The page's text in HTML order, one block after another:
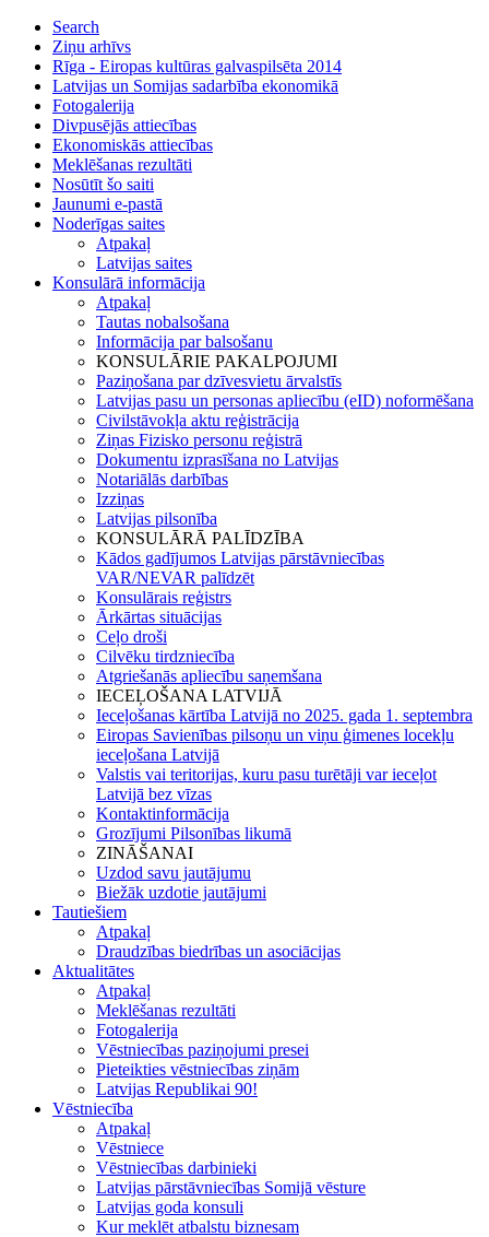
Search
Ziņu arhīvs
Rīga - Eiropas kultūras galvaspilsēta 2014
Latvijas un Somijas sadarbība ekonomikā
Fotogalerija
Divpusējās attiecības
Ekonomiskās attiecības
Meklēšanas rezultāti
Nosūtīt šo saiti
Jaunumi e-pastā
Noderīgas saites
Atpakaļ
Latvijas saites
Konsulārā informācija
Atpakaļ
Tautas nobalsošana
Informācija par balsošanu
KONSULĀRIE PAKALPOJUMI
Paziņošana par dzīvesvietu ārvalstīs
Latvijas pasu un personas apliecību (eID) noformēšana
Civilstāvokļa aktu reģistrācija
Ziņas Fizisko personu reģistrā
Dokumentu izprasīšana no Latvijas
Notariālās darbības
Izziņas
Latvijas pilsonība
KONSULĀRĀ PALĪDZĪBA
Kādos gadījumos Latvijas pārstāvniecības
VAR/NEVAR palīdzēt
Konsulārais reģistrs
Ārkārtas situācijas
Ceļo droši
Cilvēku tirdzniecība
Atgriešanās apliecību saņemšana
IECEĻOŠANA LATVIJĀ
Ieceļošanas kārtība Latvijā no 2025. gada 1. septembra
Eiropas Savienības pilsoņu un viņu ģimenes locekļu
ieceļošana Latvijā
Valstis vai teritorijas, kuru pasu turētāji var ieceļot
Latvijā bez vīzas
Kontaktinformācija
Grozījumi Pilsonības likumā
ZINĀŠANAI
Uzdod savu jautājumu
Biežāk uzdotie jautājumi
Tautiešiem
Atpakaļ
Draudzības biedrības un asociācijas
Aktualitātes
Atpakaļ
Meklēšanas rezultāti
Fotogalerija
Vēstniecības paziņojumi presei
Pieteikties vēstniecības ziņām
Latvijas Republikai 90!
Vēstniecība
Atpakaļ
Vēstniece
Vēstniecības darbinieki
Latvijas pārstāvniecības Somijā vēsture
Latvijas goda konsuli
Kur meklēt atbalstu biznesam